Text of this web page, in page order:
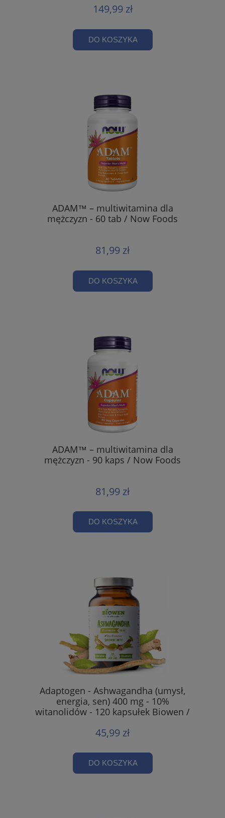
149,99 zł
DO KOSZYKA
ADAM™ – multiwitamina dla
mężczyzn - 60 tab / Now Foods
81,99 zł
DO KOSZYKA
ADAM™ – multiwitamina dla
mężczyzn - 90 kaps / Now Foods
81,99 zł
DO KOSZYKA
Adaptogen - Ashwagandha (umysł,
energia, sen) 400 mg - 10%
witanolidów - 120 kapsułek Biowen /
45,99 zł
DO KOSZYKA